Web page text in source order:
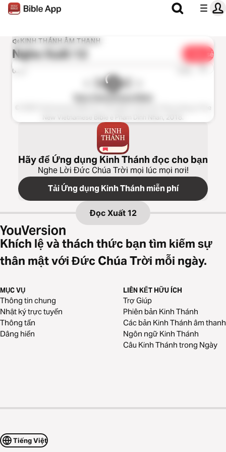
KINH THÁNH ÂM THANH
Nghe Xuất 12 Chia sẻ
0:00 1x
New Vietnamese Bible
© 2003 Vietnamese Bible Inc. All rights reserved. Recording of the
New Vietnamese Bible è Pham Dinh Nhan, 2018.
Hãy để Ứng dụng Kinh Thánh đọc cho bạn
Nghe Lời Đức Chúa Trời mọi lúc mọi nơi!
Tải Ứng dụng Kinh Thánh miễn phí
Đọc Xuất 12
Khích lệ và thách thức bạn tìm kiếm sự
thân mật với Đức Chúa Trời mỗi ngày.
MỤC VỤ
Thông tin chung
Nhật ký trực tuyến
Thông tấn
Dâng hiến
LIÊN KẾT HỮU ÍCH
Trợ Giúp
Phiên bản Kinh Thánh
Các bản Kinh Thánh âm thanh
Ngôn ngữ Kinh Thánh
Câu Kinh Thánh trong Ngày
Tiếng Việt